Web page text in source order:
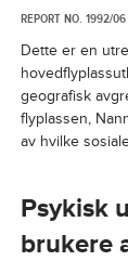
REPORT NO. 1992/
Dette er en
geografisk
flyplassen,
av hvilke
Psykisk
brukere